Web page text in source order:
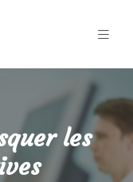
les